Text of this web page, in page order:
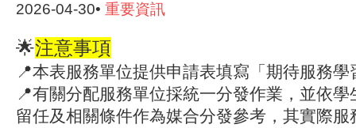
2026-04-30• 重要資訊
🌟注意事項
📍本表服務單位提供申請表填寫「期待服務學
📍有關分配服務單位採統一分發作業，並依
留任及相關條件作為媒合分發參考，其實際